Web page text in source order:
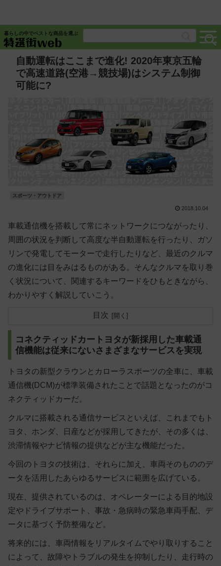
暮らしの中でベストな商品を選ぶ
自動運転はここまで進化! 2020年東京五輪
で高速道路(空港→競技場)はシステム制御
可能に?
スポーツ・アウトドア
2018.10.04
車載通信機を搭載して常にネットワークにつながったり、
周囲の状況を判断して高度な半自動運転を行ったり、ガソ
リンで発電してモーターで走行したりなど、最近のクルマ
の進化には目をみはるものがある。そんなクルマを取り巻
く状況について、関連するキーワードをひもときながら、
わかりやすく解説していこう。
目次
コネクティッドカートヨタが新採用した車載通
信機能は従来にないさまざまなサービスを実現
トヨタの新型クラウンとカローラスポーツの全車に、車載
通信機(DCM)が標準装備されたことで話題となったのがコ
ネクティッドカーだ。
クルマに搭載される通信サービスといえば、これまでもト
ヨタ、ホンダ、日産などが採用してきたが、その多くは、
渋滞情報やナビ情報の提供などが主な機能だった。
今回のトヨタの技術は、それらに加え、車両そのもののデ
ータを活用したあらゆるサービスに範囲を広げている。
現在、提供されているのは、オペレーターによる目的地設
定やドライブサポート、事故・急病時の緊急車両手配、デ
ータに基づく予防整備など。
将来的には、車両情報をリアルタイムでやり取りすること
によって、故障やトラブルの発生を抑制したり、走行時の